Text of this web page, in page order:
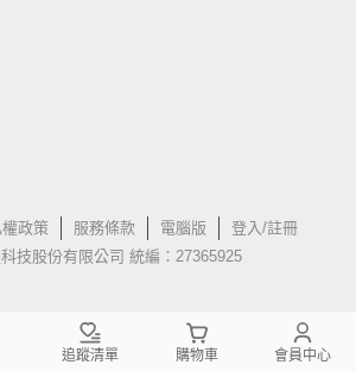
權政策 服務條款 電腦版
登入/註冊
技股份有限公司 統編：27365925
追蹤清單 購物車 會員中心